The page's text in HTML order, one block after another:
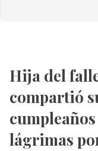
Hija del
compartió
lágrimas